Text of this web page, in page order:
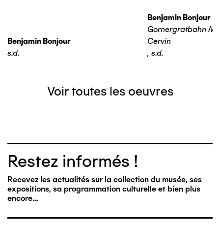
Benjamin Bonjour
s.d.
Benjamin Bonjour
Gornergratbahn
Cervin
, s.d.
Voir toutes les oeuvres
Restez informés !
Recevez les actualités sur la collection du musée, ses
expositions, sa programmation culturelle et bien plus
encore…